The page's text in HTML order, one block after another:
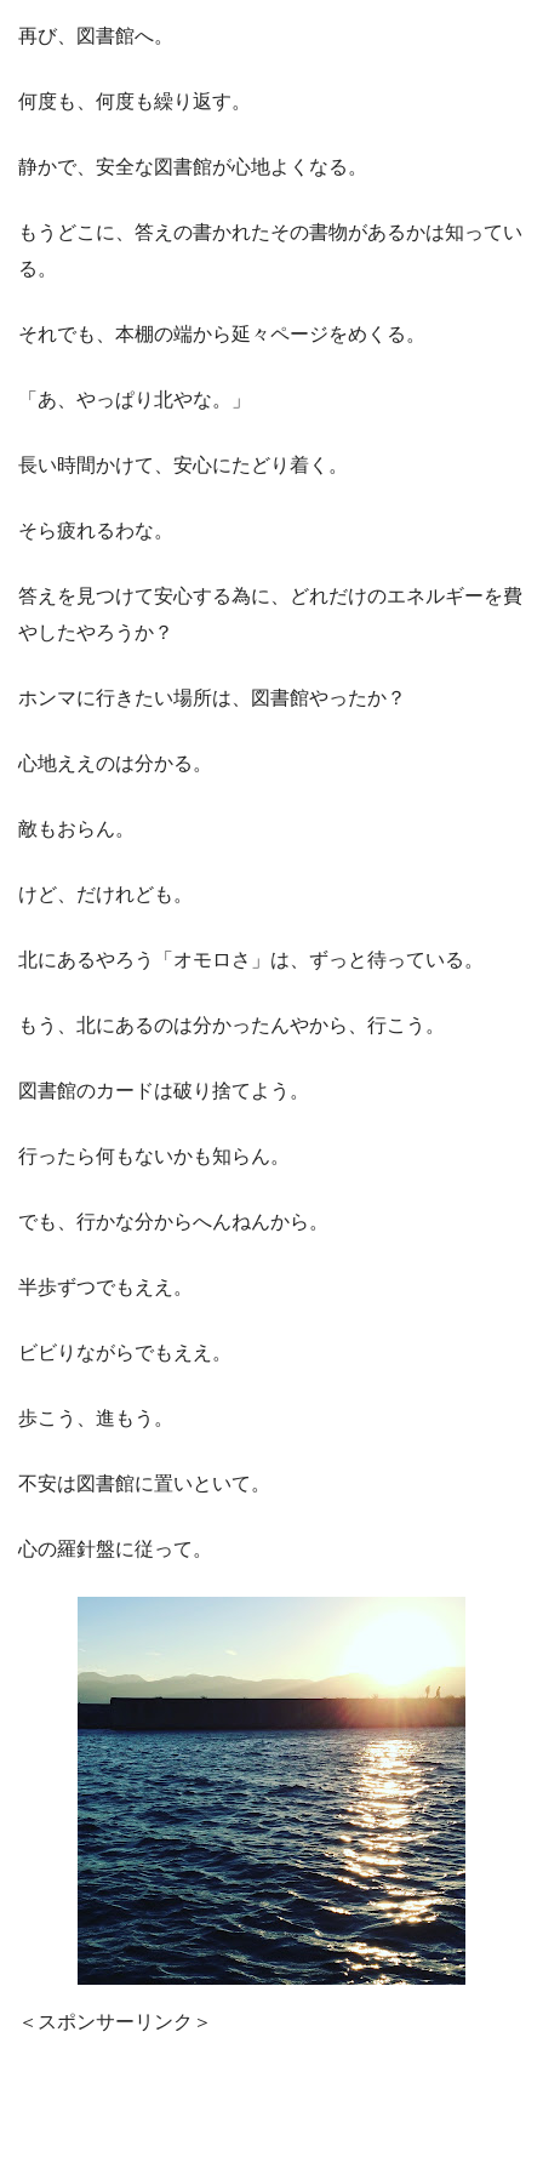
再び、図書館へ。
何度も、何度も繰り返す。
静かで、安全な図書館が心地よくなる。
もうどこに、答えの書かれたその書物があるかは知ってい
る。
それでも、本棚の端から延々ページをめくる。
「あ、やっぱり北やな。」
長い時間かけて、安心にたどり着く。
そら疲れるわな。
答えを見つけて安心する為に、どれだけのエネルギーを費
やしたやろうか？
ホンマに行きたい場所は、図書館やったか？
心地ええのは分かる。
敵もおらん。
けど、だけれども。
北にあるやろう「オモロさ」は、ずっと待っている。
もう、北にあるのは分かったんやから、行こう。
図書館のカードは破り捨てよう。
行ったら何もないかも知らん。
でも、行かな分からへんねんから。
半歩ずつでもええ。
ビビりながらでもええ。
歩こう、進もう。
不安は図書館に置いといて。
心の羅針盤に従って。
＜スポンサーリンク＞